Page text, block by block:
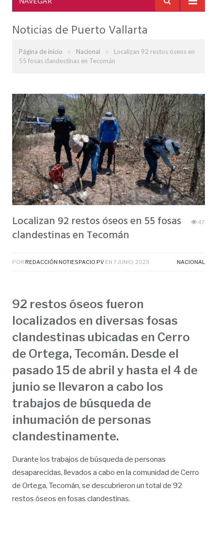
Noticias de Puerto Vallarta
Página de inicio » Nacional »
Localizan 92 restos óseos en
55 fosas clandestinas en Tecomán
Localizan 92 restos óseos en 55 fosas
clandestinas en Tecomán
47
POR REDACCIÓN NOTIESPACIO PV EN 7 JUNIO, 2023 NACIONAL
92 restos óseos fueron
localizados en diversas fosas
clandestinas ubicadas en Cerro
de Ortega, Tecomán. Desde el
pasado 15 de abril y hasta el 4 de
junio se llevaron a cabo los
trabajos de búsqueda de
inhumación de personas
clandestinamente.
Durante los trabajos de búsqueda de personas
desaparecidas, llevados a cabo en la comunidad de Cerro
de Ortega, Tecomán, se descubrieron un total de 92
restos óseos en fosas clandestinas.